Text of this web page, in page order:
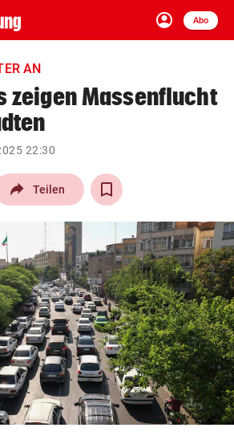
account_circle
Anmelden
Abo
close Schließen
arrow_right
& Co KG 2026
AN
zeigen Massenflucht
22:30
Teilen